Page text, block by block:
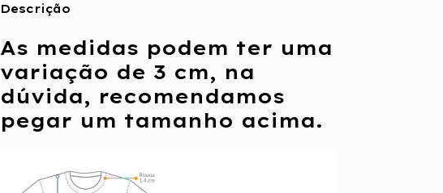
Descrição
As medidas podem ter uma
variação de 3 cm, na
dúvida, recomendamos
pegar um tamanho acima.